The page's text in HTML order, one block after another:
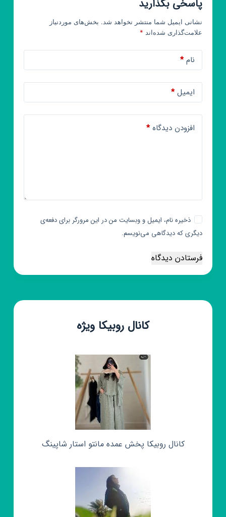
پاسخی بگذارید
نشانی ایمیل شما منتشر نخواهد شد. بخش‌های موردنیاز
علامت‌گذاری شده‌اند *
نام*
ایمیل*
افزودن دیدگاه*
ذخیره نام، ایمیل و وبسایت من در این مرورگر برای دفعه‌ی
دیگری که دیدگاهی می‌نویسم.
فرستادن دیدگاه
کانال روبیکا ویژه
کانال روبیکا پخش عمده مانتو استار شاپینگ